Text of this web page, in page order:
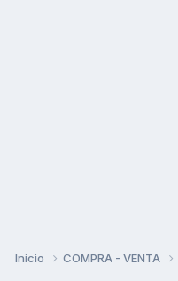
Inicio COMPRA - VENTA